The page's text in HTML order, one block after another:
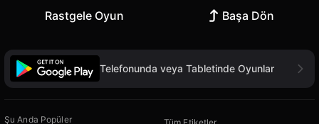
Rastgele Oyun Başa Dön
Telefonunda veya Tabletinde Oyunlar
Şu Anda Popüler